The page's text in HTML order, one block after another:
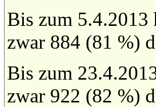
Bis zum 5.4.2013
zwar 884 (81 %)
Bis zum
zwar 922 (82 %)